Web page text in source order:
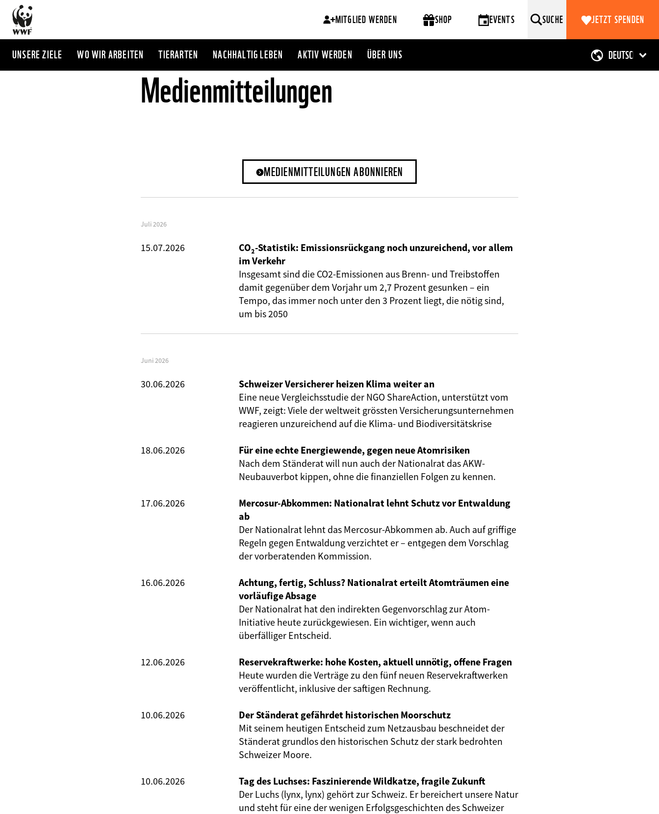
Direkt
zum
Inhalt
MITGLIED WERDEN SHOP EVENTS SUCHE JETZT SPENDEN
UNSERE ZIELE WO WIR ARBEITEN TIERARTEN NACHHALTIG LEBEN AKTIV WERDEN ÜBER UNS
Medienmitteilungen
MEDIENMITTEILUNGEN ABONNIEREN
Juli 2026
15.07.2026
CO₂-Statistik: Emissionsrückgang noch unzureichend, vor allem
im Verkehr
Insgesamt sind die CO2-Emissionen aus Brenn- und Treibstoffen
damit gegenüber dem Vorjahr um 2,7 Prozent gesunken – ein
Tempo, das immer noch unter den 3 Prozent liegt, die nötig sind,
um bis 2050
Juni 2026
30.06.2026
Schweizer Versicherer heizen Klima weiter an
Eine neue Vergleichsstudie der NGO ShareAction, unterstützt vom
WWF, zeigt: Viele der weltweit grössten Versicherungsunternehmen
reagieren unzureichend auf die Klima- und Biodiversitätskrise
18.06.2026
Für eine echte Energiewende, gegen neue Atomrisiken
Nach dem Ständerat will nun auch der Nationalrat das AKW-
Neubauverbot kippen, ohne die finanziellen Folgen zu kennen.
17.06.2026
Mercosur-Abkommen: Nationalrat lehnt Schutz vor Entwaldung
ab
Der Nationalrat lehnt das Mercosur-Abkommen ab. Auch auf griffige
Regeln gegen Entwaldung verzichtet er – entgegen dem Vorschlag
der vorberatenden Kommission.
16.06.2026
Achtung, fertig, Schluss? Nationalrat erteilt Atomträumen eine
vorläufige Absage
Der Nationalrat hat den indirekten Gegenvorschlag zur Atom-
Initiative heute zurückgewiesen. Ein wichtiger, wenn auch
überfälliger Entscheid.
12.06.2026
Reservekraftwerke: hohe Kosten, aktuell unnötig, offene Fragen
Heute wurden die Verträge zu den fünf neuen Reservekraftwerken
veröffentlicht, inklusive der saftigen Rechnung.
10.06.2026
Der Ständerat gefährdet historischen Moorschutz
Mit seinem heutigen Entscheid zum Netzausbau beschneidet der
Ständerat grundlos den historischen Schutz der stark bedrohten
Schweizer Moore.
10.06.2026
Tag des Luchses: Faszinierende Wildkatze, fragile Zukunft
Der Luchs (lynx, lynx) gehört zur Schweiz. Er bereichert unsere Natur
und steht für eine der wenigen Erfolgsgeschichten des Schweizer